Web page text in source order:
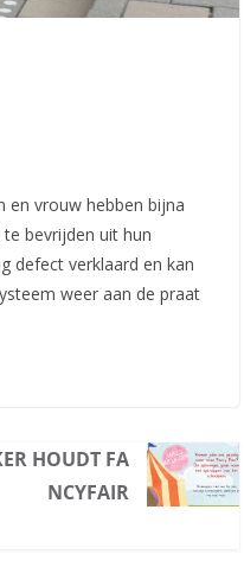
en vrouw hebben bijna
bevrijden uit hun
defect verklaard en kan
weer aan de praat
HOUDT FA
NCYFAIR